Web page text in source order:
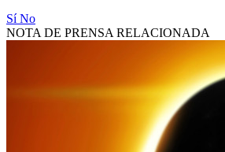
SíNo
NOTA DE PRENSA RELACIONADA